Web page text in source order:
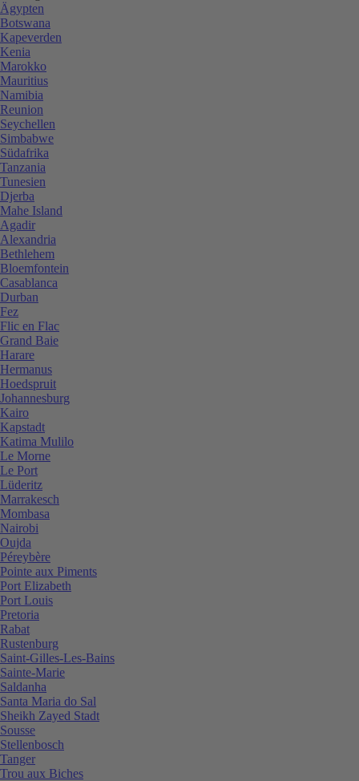
Ägypten
Botswana
Kapeverden
Kenia
Marokko
Mauritius
Namibia
Reunion
Seychellen
Simbabwe
Südafrika
Tanzania
Tunesien
Djerba
Mahe Island
Agadir
Alexandria
Bethlehem
Bloemfontein
Casablanca
Durban
Fez
Flic en Flac
Grand Baie
Harare
Hermanus
Hoedspruit
Johannesburg
Kairo
Kapstadt
Katima Mulilo
Le Morne
Le Port
Lüderitz
Marrakesch
Mombasa
Nairobi
Oujda
Péreybère
Pointe aux Piments
Port Elizabeth
Port Louis
Pretoria
Rabat
Rustenburg
Saint-Gilles-Les-Bains
Sainte-Marie
Saldanha
Santa Maria do Sal
Sheikh Zayed Stadt
Sousse
Stellenbosch
Tanger
Trou aux Biches